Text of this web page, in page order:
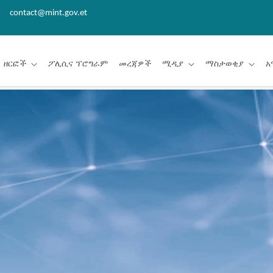
contact@mint.gov.et
ዘርፎች ፖሊሲና ፕሮግራም መረጃዎች ሚዲያ ማስታወቂያ